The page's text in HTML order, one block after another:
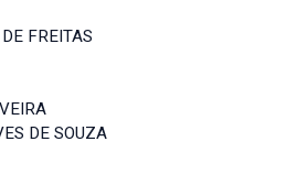
FREITAS
DE SOUZA